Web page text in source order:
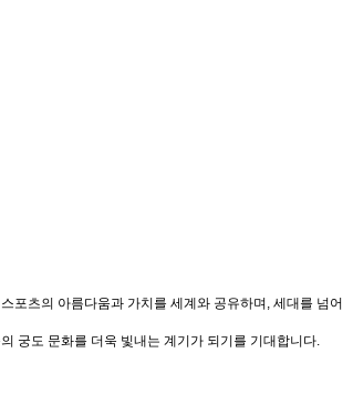
포츠의 아름다움과 가치를 세계와 공유하며, 세대를 넘어
궁도 문화를 더욱 빛내는 계기가 되기를 기대합니다.